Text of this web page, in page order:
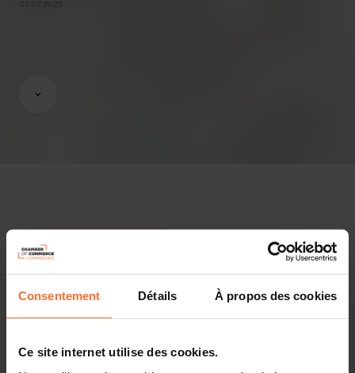
Consentement Détails À propos des cookies
Ce site internet utilise des cookies.
Diesen Artikel teilen